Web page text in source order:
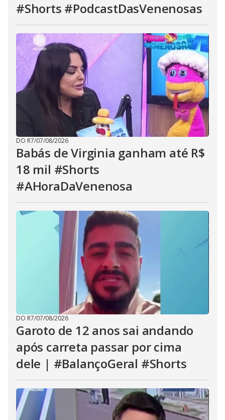
#Shorts #PodcastDasVenenosas
DO R7/07/08/2026
Babás de Virginia ganham até R$
18 mil #Shorts
#AHoraDaVenenosa
DO R7/07/08/2026
Garoto de 12 anos sai andando
após carreta passar por cima
dele | #BalançoGeral #Shorts